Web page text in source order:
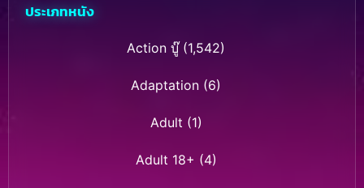
ประเภทหนัง
Action บู๊(1,542)
Adaptation (6)
Adult (1)
Adult 18+ (4)